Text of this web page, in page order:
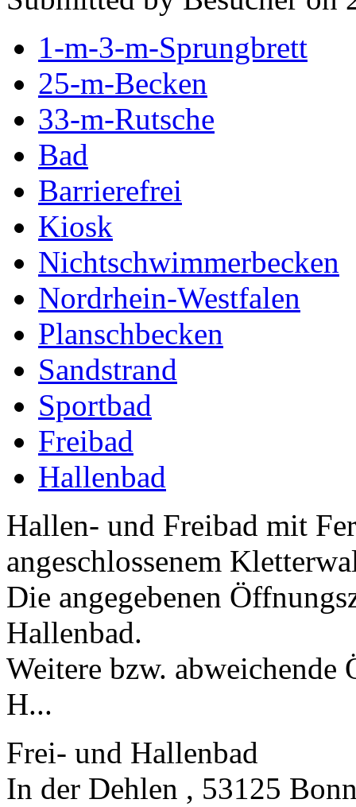
1-m-3-m-Sprungbrett
25-m-Becken
33-m-Rutsche
Bad
Barrierefrei
Kiosk
Nichtschwimmerbecken
Nordrhein-Westfalen
Planschbecken
Sandstrand
Sportbad
Freibad
Hallenbad
Hallen- und Freibad mit
angeschlossenem
Die angegebenen
Hallenbad.
Weitere bzw. abweichende
H...
Frei- und Hallenbad
In der Dehlen , 53125